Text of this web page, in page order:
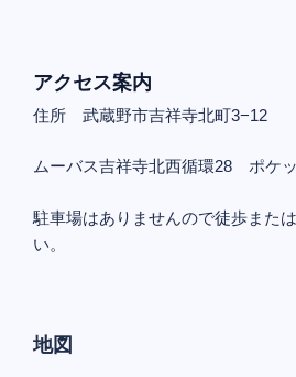
アクセス案内
住所 武蔵野市吉祥寺北町3−12
ムーバス吉祥寺北西循環28 ポケ
駐車場はありませんので徒歩また
い。
地図